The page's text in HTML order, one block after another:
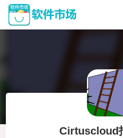
Cirtuscloud